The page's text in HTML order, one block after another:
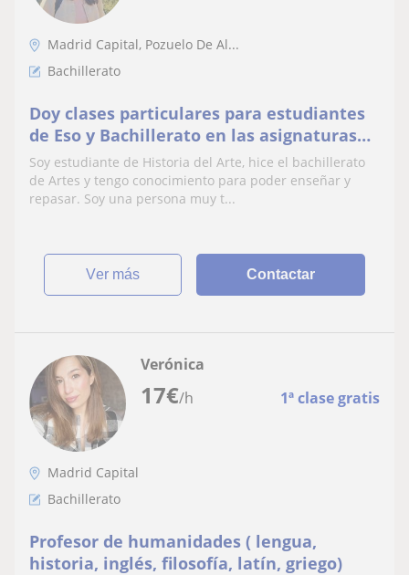
Madrid Capital, Pozuelo De Al...
Bachillerato
Doy clases particulares para estudiantes
de Eso y Bachillerato en las asignaturas
de Artes y Humanidades
Soy estudiante de Historia del Arte, hice el bachillerato
de Artes y tengo conocimiento para poder enseñar y
repasar. Soy una persona muy t...
ver más Contactar
17€/h 1ª clase gratis
Verónica
Madrid Capital
Bachillerato
Profesor de humanidades ( lengua,
historia, inglés, filosofía, latín, griego)